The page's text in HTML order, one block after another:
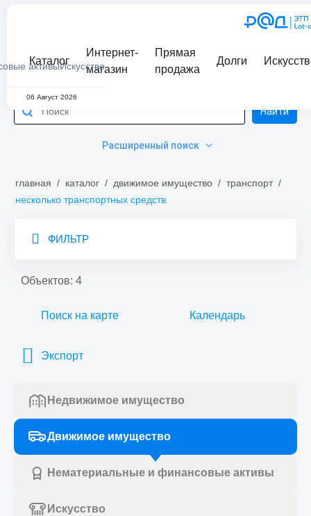
активыИскусство
Каталог
Интернет-
магазин
Прямая
продажа
Долги
06 Август 2026
Расширенный поиск
Найти
главная / каталог / движимое имущество / транспорт /
несколько транспортных средств
ФИЛЬТР
Объектов: 4
Поиск на карте Календарь
Экспорт
Недвижимое имущество
Движимое имущество
Нематериальные и финансовые активы
Искусство